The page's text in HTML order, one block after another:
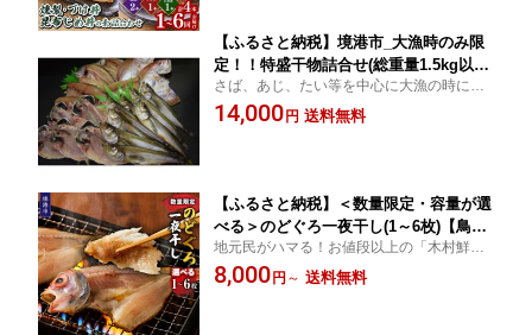
【ふるさと納税】境港市_大漁時のみ限
定！！特盛干物詰合せ(総重量1.5kg以上)
| 干物 ひもの 一夜干し 魚干物 大容量 特
盛 たっぷり ボリューム 食べ応え 詰め
さば、あじ、たい等を中心に大漁の時にし
かお届けできない量やサイズでお届け！ ふ
るさと納税 境港市 特産品 国産 干物
14,000 円 送料無料
【ふるさと納税】＜数量限定・容量が選
べる＞のどぐろ一夜干し(1～6枚)【鳥取
県 境港市】 | のどぐろ ノドグロ 赤ムツ
一夜干し 干物 魚干物 高級魚 脂のり 脂
地元民がハマる！お値段以上の「木村鮮魚
店」のふっくら、脂ノリ抜群！ ふるさと納
税 境港市 特産品 国産 干物
8,000 円 ～ 送料無料